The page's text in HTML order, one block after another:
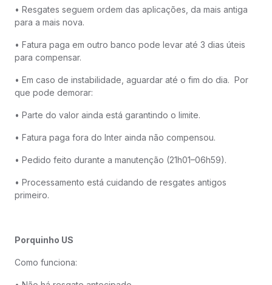
• Resgates seguem ordem das aplicações, da mais antiga
para a mais nova.
• Fatura paga em outro banco pode levar até 3 dias úteis
para compensar.
• Em caso de instabilidade, aguardar até o fim do dia. Por
que pode demorar:
• Parte do valor ainda está garantindo o limite.
• Fatura paga fora do Inter ainda não compensou.
• Pedido feito durante a manutenção (21h01–06h59).
• Processamento está cuidando de resgates antigos
primeiro.
Porquinho US
Como funciona: